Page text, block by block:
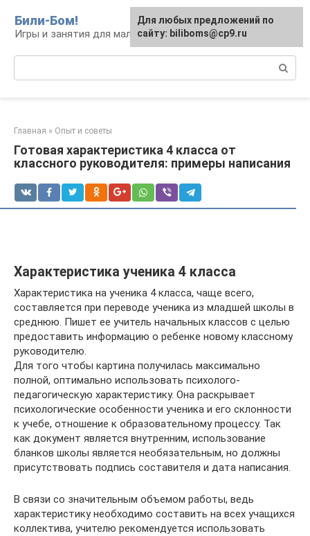
контенту
Били-Бом!
Игры и занятия для малышей и школьников
Главная » Опыт и советы
Готовая характеристика 4 класса от
классного руководителя: примеры написания
Характеристика ученика 4 класса
Характеристика на ученика 4 класса, чаще всего,
составляется при переводе ученика из младшей школы в
среднюю. Пишет ее учитель начальных классов с целью
предоставить информацию о ребенке новому классному
руководителю.
Для того чтобы картина получилась максимально
полной, оптимально использовать психолого-
педагогическую характеристику. Она раскрывает
психологические особенности ученика и его склонности
к учебе, отношение к образовательному процессу. Так
как документ является внутренним, использование
бланков школы является необязательным, но должны
присутствовать подпись составителя и дата написания.
В связи со значительным объемом работы, ведь
характеристику необходимо составить на всех учащихся
коллектива, учителю рекомендуется использовать
Для любых предложений по
сайту: biliboms@cp9.ru